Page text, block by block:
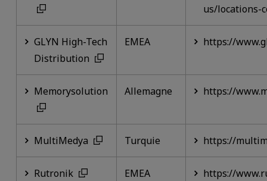
us/locations-
GLYN High-Tech
Distribution
EMEA https://
Memorysolution Allemagne https://
MultiMedya Turquie https://
Rutronik EMEA https://